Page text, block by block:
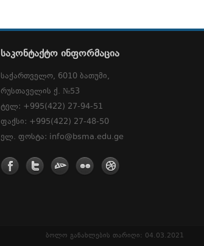
საკონტაქტო ინფორმაცია
საქართველო, 6010 ბათუმი,
რუსთაველის ქ. №53
ტელ: +995(422) 27-94-51
ფაქსი: +995(422) 27-48-50
ელ. ფოსტა: info@bsma.edu.ge
ბოლო განახლების თარიღი: 04.03.2021